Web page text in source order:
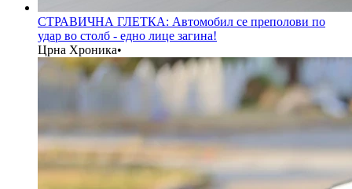
СТРАВИЧНА ГЛЕТКА: Автомобил се преполови по
удар во столб - едно лице загина!
Црна Хроника•